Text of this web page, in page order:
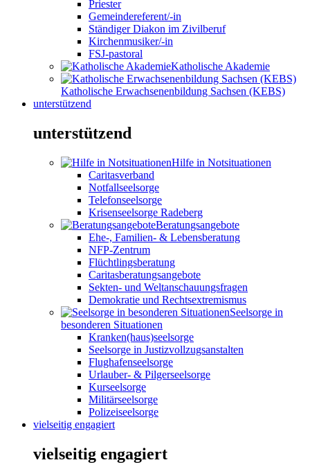
Priester
Gemeindereferent/-in
Ständiger Diakon im Zivilberuf
Kirchenmusiker/-in
FSJ-pastoral
Katholische Akademie
Katholische Erwachsenenbildung Sachsen (KEBS)
unterstützend
unterstützend
Hilfe in Notsituationen
Caritasverband
Notfallseelsorge
Telefonseelsorge
Krisenseelsorge Radeberg
Beratungsangebote
Ehe-, Familien- & Lebensberatung
NFP-Zentrum
Flüchtlingsberatung
Caritasberatungsangebote
Sekten- und Weltanschauungsfragen
Demokratie und Rechtsextremismus
Seelsorge in
besonderen Situationen
Kranken(haus)seelsorge
Seelsorge in Justizvollzugsanstalten
Flughafenseelsorge
Urlauber- & Pilgerseelsorge
Kurseelsorge
Militärseelsorge
Polizeiseelsorge
vielseitig engagiert
vielseitig engagiert